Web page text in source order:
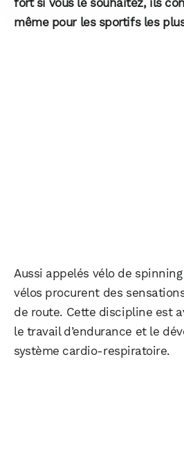
même pour les sportifs les
Aussi appelés vélo de spinning
vélos procurent des
de route. Cette discipline est
le travail d’endurance et le
système cardio-respiratoire.